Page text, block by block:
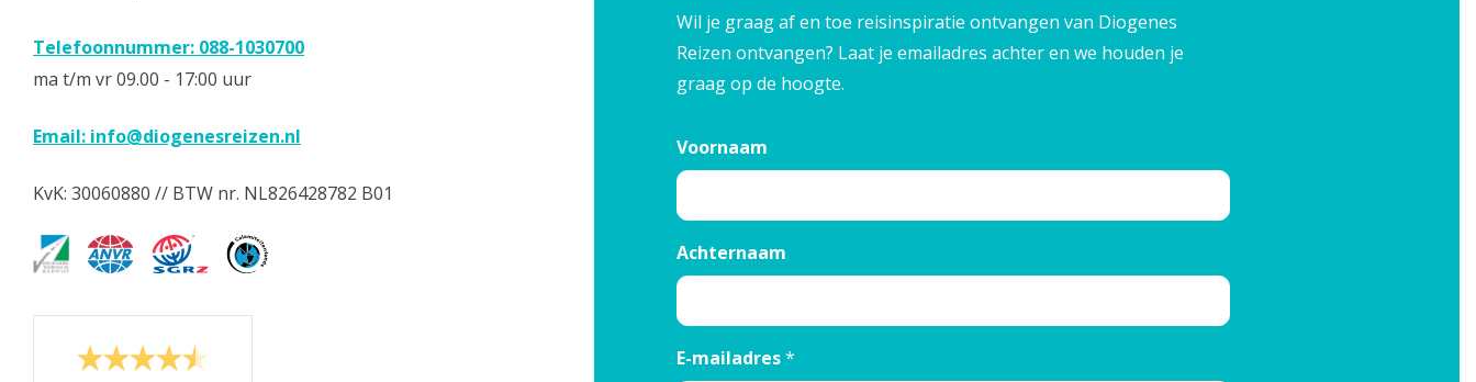
Telefoonnummer: 088-1030700
ma t/m vr 09.00 - 17:00 uur
Email: info@diogenesreizen.nl
KvK: 30060880 // BTW nr. NL826428782 B01
Wil je graag af en toe reisinspiratie ontvangen van Diogenes
Reizen ontvangen? Laat je emailadres achter en we houden je
graag op de hoogte.
Voornaam
Achternaam
E-mailadres*
Reisinspiratie nodig?
Nee, ik ben niet geïntereseerd